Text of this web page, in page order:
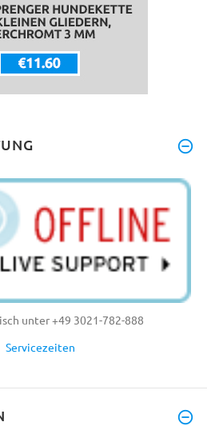
unter +49 3021-782-888
Servicezeiten